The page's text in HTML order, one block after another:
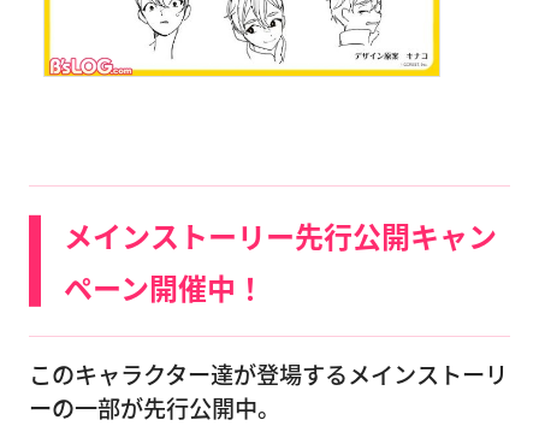
メインストーリー先行公開キャン
ペーン開催中！
このキャラクター達が登場するメインストーリ
ーの一部が先行公開中。